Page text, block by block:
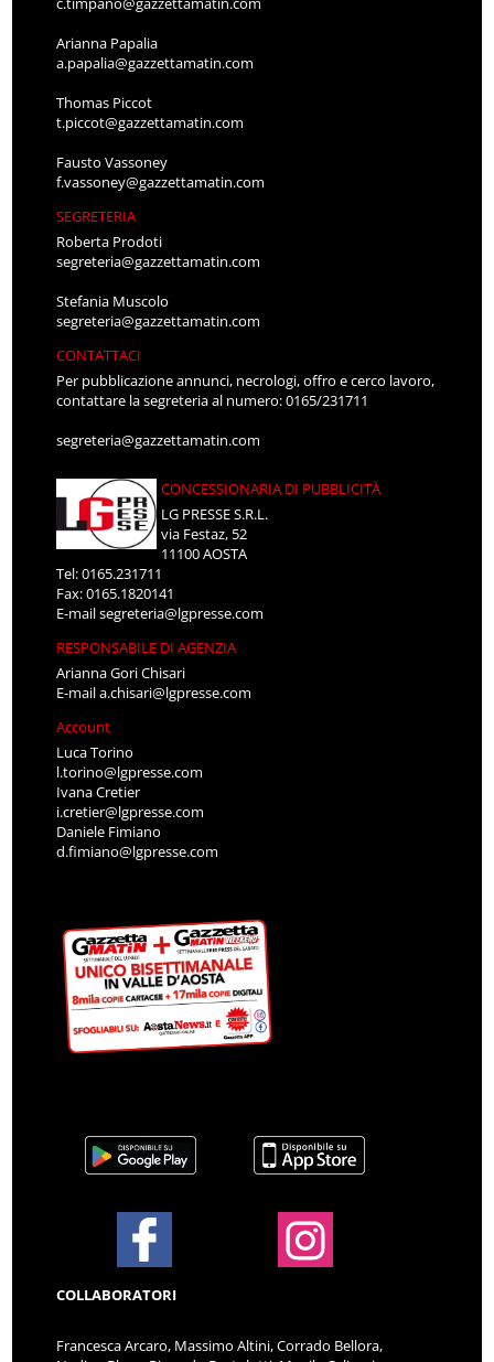
Arianna Papalia
a.papalia@gazzettamatin.com
Thomas Piccot
t.piccot@gazzettamatin.com
Fausto Vassoney
f.vassoney@gazzettamatin.com
SEGRETERIA
Roberta Prodoti
segreteria@gazzettamatin.com
Stefania Muscolo
segreteria@gazzettamatin.com
CONTATTACI
Per pubblicazione annunci, necrologi, offro e cerco lavoro,
contattare la segreteria al numero: 0165/231711
segreteria@gazzettamatin.com
CONCESSIONARIA DI PUBBLICITÀ
LG PRESSE S.R.L.
via Festaz, 52
11100 AOSTA
Tel: 0165.231711
Fax: 0165.1820141
E-mailsegreteria@lgpresse.com
RESPONSABILE DI AGENZIA
Arianna Gori Chisari
E-maila.chisari@lgpresse.com
Account
Luca Torino
l.torino@lgpresse.com
Ivana Cretier
i.cretier@lgpresse.com
Daniele Fimiano
d.fimiano@lgpresse.com
COLLABORATORI
Francesca Arcaro, Massimo Altini, Corrado Bellora,